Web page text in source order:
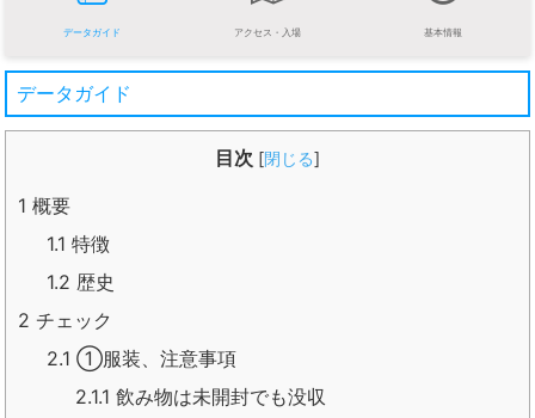
データガイド アクセス・入場 基本情報
データガイド
目次 [閉じる]
1 概要
1.1 特徴
1.2 歴史
2 チェック
2.1 ①服装、注意事項
2.1.1 飲み物は未開封でも没収